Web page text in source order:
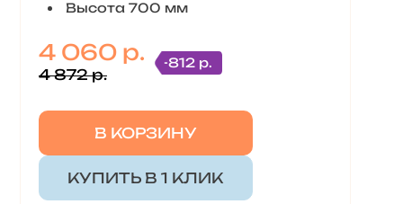
Высота 700 мм
4 060 р.
4 872 р.
-812 р.
В КОРЗИНУ
КУПИТЬ В 1 КЛИК